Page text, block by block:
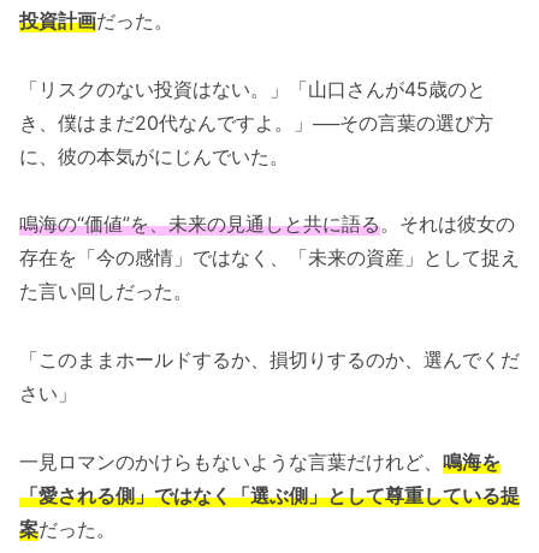
投資計画だった。
「リスクのない投資はない。」「山口さんが45歳のと
き、僕はまだ20代なんですよ。」──その言葉の選び方
に、彼の本気がにじんでいた。
鳴海の“価値”を、未来の見通しと共に語る。それは彼女の
存在を「今の感情」ではなく、「未来の資産」として捉え
た言い回しだった。
「このままホールドするか、損切りするのか、選んでくだ
さい」
一見ロマンのかけらもないような言葉だけれど、 鳴海を
「愛される側」ではなく「選ぶ側」として尊重している提
案だった。